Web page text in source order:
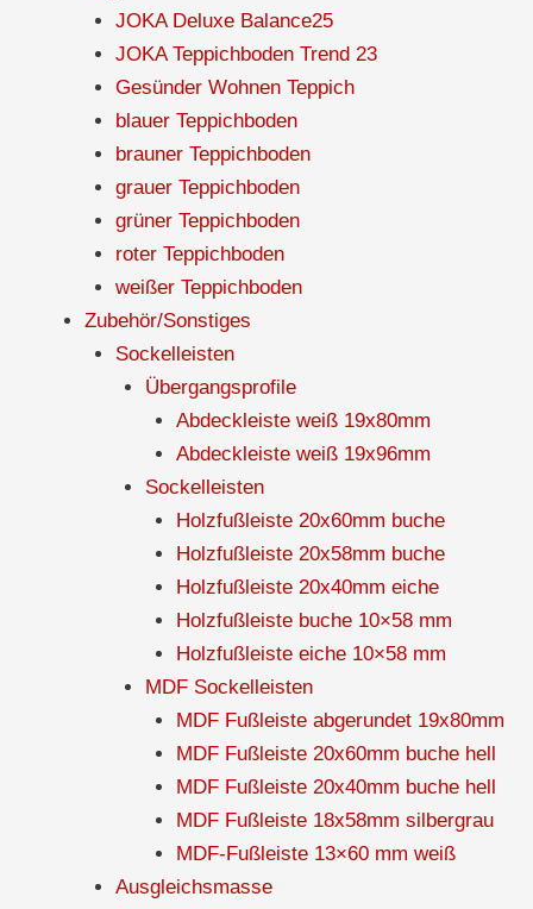
JOKA Deluxe Balance25
JOKA Teppichboden Trend 23
Gesünder Wohnen Teppich
blauer Teppichboden
brauner Teppichboden
grauer Teppichboden
grüner Teppichboden
roter Teppichboden
weißer Teppichboden
Zubehör/Sonstiges
Sockelleisten
Übergangsprofile
Abdeckleiste weiß 19x80mm
Abdeckleiste weiß 19x96mm
Sockelleisten
Holzfußleiste 20x60mm buche
Holzfußleiste 20x58mm buche
Holzfußleiste 20x40mm eiche
Holzfußleiste buche 10×58 mm
Holzfußleiste eiche 10×58 mm
MDF Sockelleisten
MDF Fußleiste abgerundet 19x80mm
MDF Fußleiste 20x60mm buche hell
MDF Fußleiste 20x40mm buche hell
MDF Fußleiste 18x58mm silbergrau
MDF-Fußleiste 13×60 mm weiß
Ausgleichsmasse